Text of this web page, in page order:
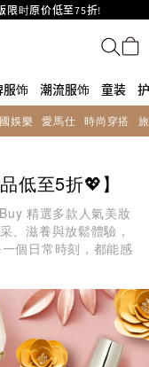
限时原价低至75折!
至6折，立即入手!
品零售店登陆MOKO 4楼
注意事项
！
正货承诺》商标
服饰 潮流服饰 童装
娛樂 愛馬仕 時尚穿搭
低至5折💖】
精選多款人氣美妝
、滋養與放鬆體驗，
個日常時刻，都能感